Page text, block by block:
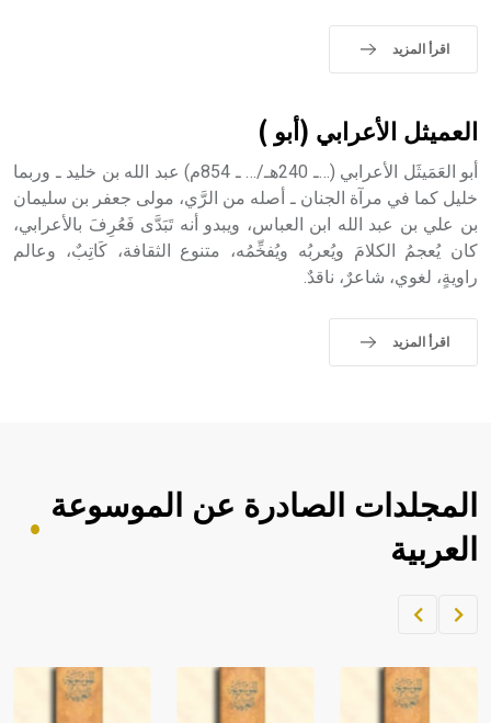
اقرأ المزيد
العميثل الأعرابي (أبو )
أبو العَمَيثَل الأعرابي (…ـ 240هـ/… ـ 854م) عبد الله بن خليد ـ وربما
خليل كما في مرآة الجنان ـ أصله من الرَّي، مولى جعفر بن سليمان
بن علي بن عبد الله ابن العباس، ويبدو أنه تَبَدَّى فَعُرِفَ بالأعرابي،
كان يُعجمُ الكلامَ ويُعربُه ويُفخِّمُه، متنوع الثقافة، كَاتِبٌ، وعالم
راويةٍ، لغوي، شاعرٌ، ناقدٌ.
اقرأ المزيد
المجلدات الصادرة عن الموسوعة
العربية